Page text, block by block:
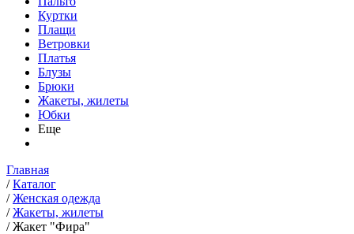
Куртки
Плащи
Ветровки
Платья
Блузы
Брюки
Жакеты, жилеты
Юбки
Еще
Главная
/ Каталог
/ Женская одежда
/ Жакеты, жилеты
/ Жакет "Фира"